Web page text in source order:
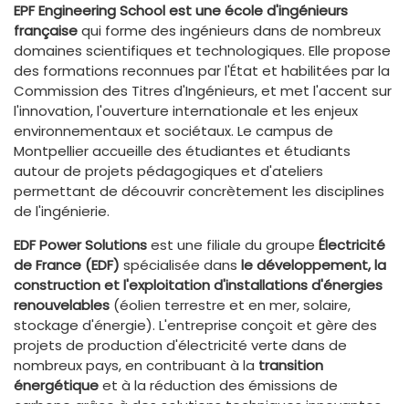
EPF Engineering School est une école d'ingénieurs
françaisequi forme des ingénieurs dans de nombreux
domaines scientifiques et technologiques. Elle propose
des formations reconnues par l'État et habilitées par la
Commission des Titres d'Ingénieurs, et met l'accent sur
l'innovation, l'ouverture internationale et les enjeux
environnementaux et sociétaux. Le campus de
Montpellier accueille des étudiantes et étudiants
autour de projets pédagogiques et d'ateliers
permettant de découvrir concrètement les disciplines
de l'ingénierie.
EDF Power Solutionsest une filiale du groupe Électricité
de France (EDF) spécialisée dans le développement, la
construction et l'exploitation d'installations d'énergies
renouvelables (éolien terrestre et en mer, solaire,
stockage d'énergie). L'entreprise conçoit et gère des
projets de production d'électricité verte dans de
nombreux pays, en contribuant à la transition
énergétiqueet à la réduction des émissions de